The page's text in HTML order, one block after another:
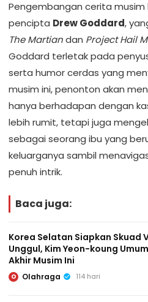
Pengembangan cerita
pencipta Drew Goddard,
The Martiandan Project Hail
Goddard terletak pada
serta humor cerdas yang
musim ini, penonton akan
hanya berhadapan dengan
lebih rumit, tetapi juga
sebagai seorang ibu yang
keluarganya sambil
penuh intrik.
Baca juga:
Korea Selatan Siapkan Skuad
Unggul, Kim Yeon-koung
Akhir Musim Ini
O Olahraga 114 hari